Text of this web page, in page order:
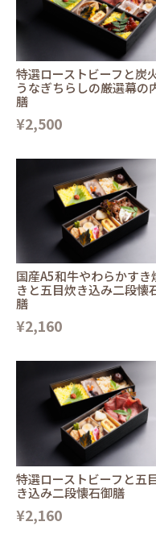
特選ローストビーフと炭
うなぎちらしの厳選幕の
膳
¥2,500
国産A5和牛やわらかすき
きと五目炊き込み二段懐
膳
¥2,160
特選ローストビーフと五
き込み二段懐石御膳
¥2,160